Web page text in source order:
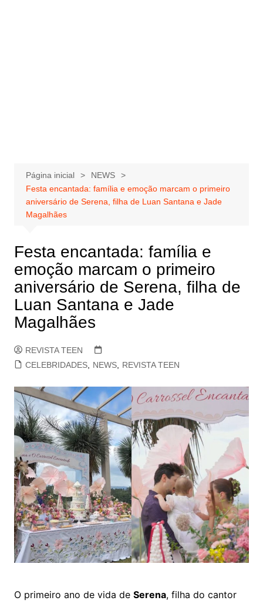
Página inicial
NEWS
Festa encantada: família e emoção marcam o primeiro
aniversário de Serena, filha de Luan Santana e Jade
Magalhães
Festa encantada: família e
emoção marcam o primeiro
aniversário de Serena, filha de
Luan Santana e Jade
Magalhães
REVISTA TEEN
CELEBRIDADES, NEWS, REVISTA TEEN
O primeiro ano de vida de Serena, filha do cantor